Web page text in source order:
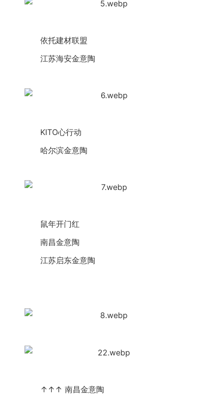
依托建材联盟
江苏海安金意陶
KITO心行动
哈尔滨金意陶
鼠年开门红
南昌金意陶
江苏启东金意陶
↑↑↑ 南昌金意陶